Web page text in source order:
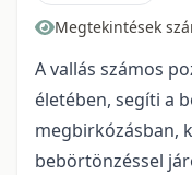
Megtekintések
A vallás számos
életében, segíti a
megbirkózásban,
bebörtönzéssel